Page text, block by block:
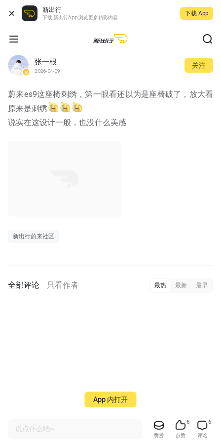
新出行
下载 新出行App 浏览更多精彩内容
下载 App
张一根
2026-04-09
关注
蔚来es9这座椅刺绣，第一眼看还以为是座椅破了，放大看
原来是刺绣
说实在这设计一般，也没什么美感
新出行蔚来社区
全部评论 只看作者 最热 最新 最早
说点什么吧~
赞赏
6
点赞
6
评论
App 内打开